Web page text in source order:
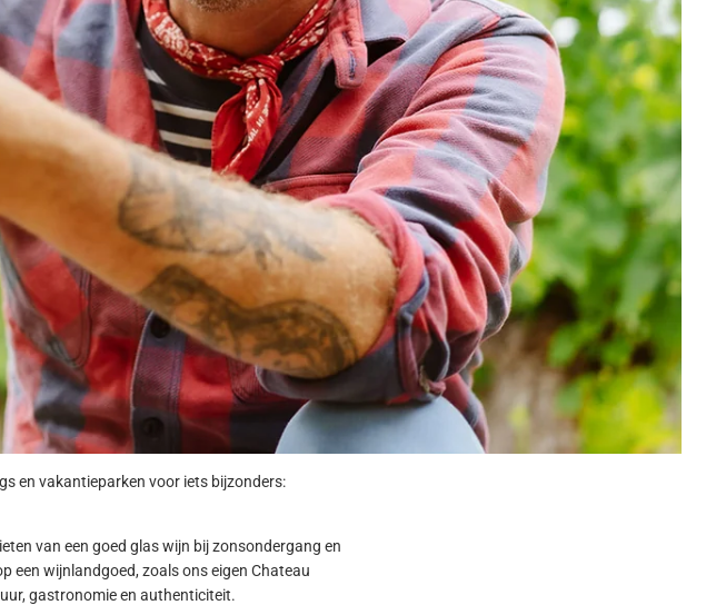
en vakantieparken voor iets bijzonders:
van een goed glas wijn bij zonsondergang en
een wijnlandgoed, zoals ons eigen Chateau
gastronomie en authenticiteit.